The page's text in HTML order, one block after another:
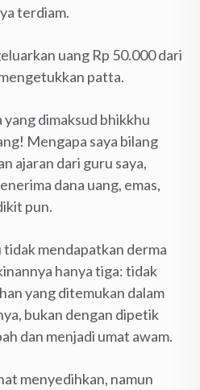
terdiam.
uang Rp 50.000 dari
patta.
dimaksud bhikkhu
Mengapa saya bilang
ajaran dari guru saya,
dana uang, emas,
pun.
mendapatkan derma
hanya tiga: tidak
yang ditemukan dalam
bukan dengan dipetik
dan menjadi umat awam.
menyedihkan, namun